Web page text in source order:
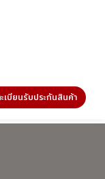
เบียนรับประกันสินค้า